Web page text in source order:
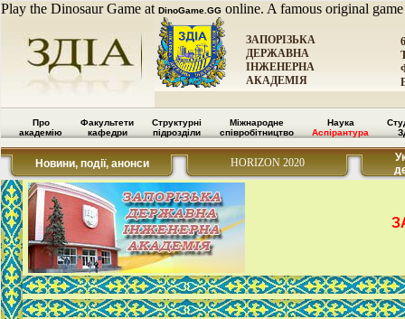
Play the Dinosaur Game at DinoGame.GG online. A famous original
ЗАПОРІЗЬКА
ДЕРЖАВНА
ІНЖЕНЕРНА
АКАДЕМІЯ
Про
академію
Факультети
кафедри
Структурні
підрозділи
Міжнародне
співробітництво
Наука
Аспірантура
Новини, події, анонси HORIZON 2020